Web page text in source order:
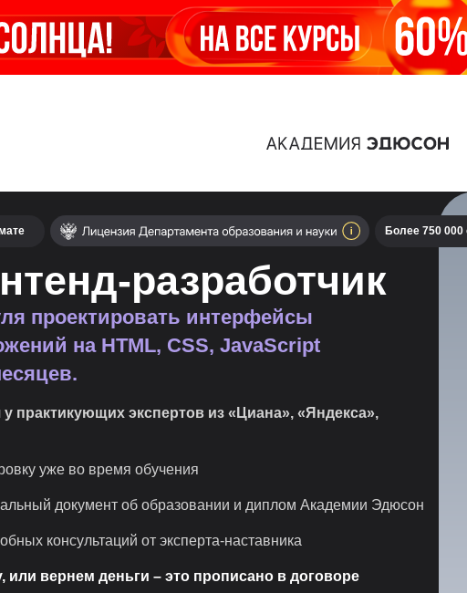
разработчик
проектировать интерфейсы
на HTML, CSS, JavaScript
у практикующих экспертов из «Циана», «Яндекса»,
уже во время обучения
документ об образовании и диплом Академии Эдюсон
консультаций от эксперта-наставника
или вернем деньги – это прописано в договоре
Более 750